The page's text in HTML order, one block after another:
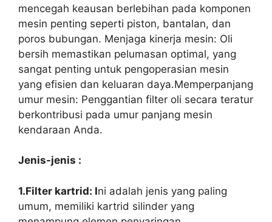
mencegah keausan berlebihan pada komponen
mesin penting seperti piston, bantalan, dan
poros bubungan. Menjaga kinerja mesin: Oli
bersih memastikan pelumasan optimal, yang
sangat penting untuk pengoperasian mesin
yang efisien dan keluaran daya.Memperpanjang
umur mesin: Penggantian filter oli secara teratur
berkontribusi pada umur panjang mesin
kendaraan Anda.
Jenis-jenis :
1.Filter kartrid: Ini adalah jenis yang paling
umum, memiliki kartrid silinder yang